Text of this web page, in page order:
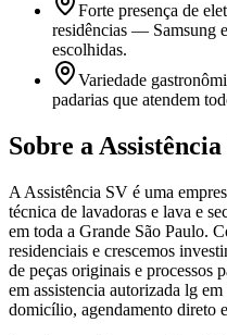
Forte presença de
residências — Samsung
escolhidas.
Variedade
padarias que atendem
Sobre a
A Assistência SV é uma
técnica de lavadoras e lava e
em toda a Grande São Paulo.
residenciais e crescemos
de peças originais e processos
em assistencia autorizada lg
domicílio, agendamento direto